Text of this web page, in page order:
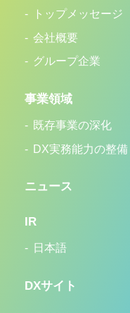
トップメッセージ
会社概要
グループ企業
事業領域
既存事業の深化
DX実務能力の整備
ニュース
IR
日本語
DXサイト